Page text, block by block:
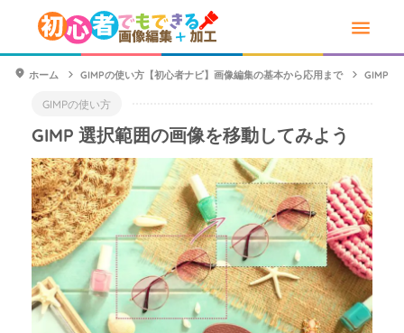
ホーム GIMPの使い方【初心者ナビ】画像編集の基本から応用まで GIMP
GIMPの使い方
GIMP 選択範囲の画像を移動してみよう